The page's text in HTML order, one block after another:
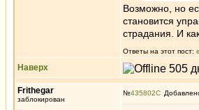
Возможно, но
становится
страдания. И
Ответы на этот пост:
Наверх
Frithegar
заблокирован
№435802